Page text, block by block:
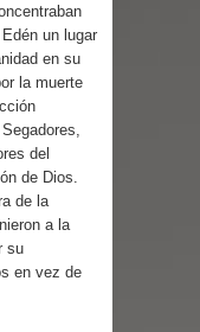
un lugar
en su
la muerte
del
de Dios.
de la
a la
su
en vez de